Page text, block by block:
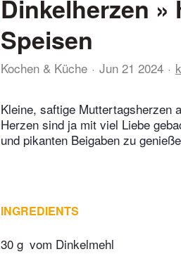
Dinkelherzen »
Speisen
Kochen & Küche Jun 21 2024
Kleine, saftige Muttertagsherzen
Herzen sind ja mit viel Liebe
und pikanten Beigaben zu
INGREDIENTS
30 g vom Dinkelmehl